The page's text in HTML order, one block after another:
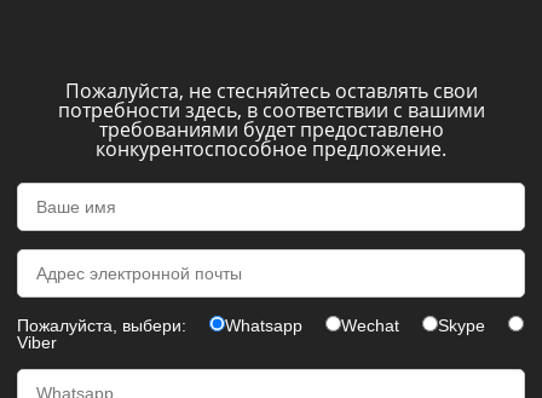
Пожалуйста, не стесняйтесь оставлять свои
потребности здесь, в соответствии с вашими
требованиями будет предоставлено
конкурентоспособное предложение.
Пожалуйста, выбери: Whatsapp Wechat
Skype
Viber